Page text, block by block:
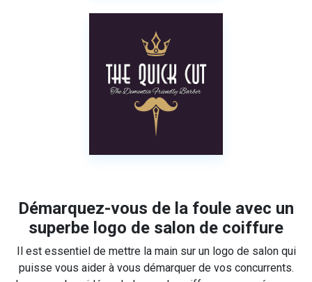
Démarquez-vous de la foule avec un
superbe logo de salon de coiffure
Il est essentiel de mettre la main sur un logo de salon qui
puisse vous aider à vous démarquer de vos concurrents.